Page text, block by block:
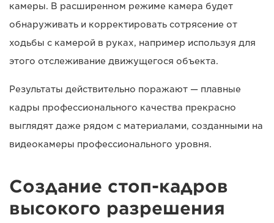
камеры. В расширенном режиме камера будет
обнаруживать и корректировать сотрясение от
ходьбы с камерой в руках, например используя для
этого отслеживание движущегося объекта.
Результаты действительно поражают — плавные
кадры профессионального качества прекрасно
выглядят даже рядом с материалами, созданными на
видеокамеры профессионального уровня.
Создание стоп-кадров
высокого разрешения